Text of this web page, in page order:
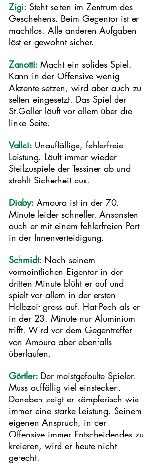
Zigi: Steht selten im Zentrum des
Geschehens. Beim Gegentor ist er
machtlos. Alle anderen Aufgaben
löst er gewohnt sicher.
Zanotti: Macht ein solides Spiel.
Kann in der Offensive wenig
Akzente setzen, wird aber auch zu
selten eingesetzt. Das Spiel der
St.Galler läuft vor allem über die
linke Seite.
Vallci: Unauffällige, fehlerfreie
Leistung. Läuft immer wieder
Steilzuspiele der Tessiner ab und
strahlt Sicherheit aus.
Diaby: Amoura ist in der 70.
Minute leider schneller. Ansonsten
auch er mit einem fehlerfreien Part
in der Innenverteidigung.
Schmidt: Nach seinem
vermeintlichen Eigentor in der
dritten Minute blüht er auf und
spielt vor allem in der ersten
Halbzeit gross auf. Hat Pech als er
in der 23. Minute nur Aluminium
trifft. Wird vor dem Gegentreffer
von Amoura aber ebenfalls
überlaufen.
Görtler: Der meistgefoulte Spieler.
Muss auffällig viel einstecken.
Daneben zeigt er kämpferisch wie
immer eine starke Leistung. Seinem
eigenen Anspruch, in der
Offensive immer Entscheidendes zu
kreieren, wird er heute nicht
gerecht.